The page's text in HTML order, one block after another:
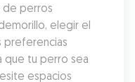
de perros
elegir el
preferencias
que tu perro sea
espacios